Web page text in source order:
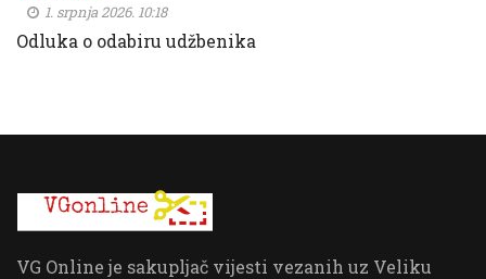
1. srpnja 2026. 10:18
Odluka o odabiru udžbenika
VG Online je sakupljač vijesti vezanih uz Veliku